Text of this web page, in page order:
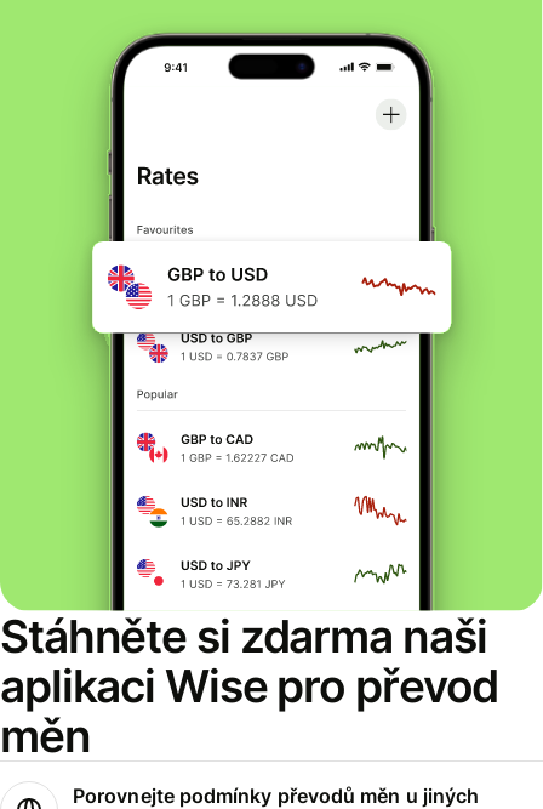
Stáhněte si zdarma naši
aplikaci Wise pro převod
měn
Porovnejte podmínky převodů měn u jiných